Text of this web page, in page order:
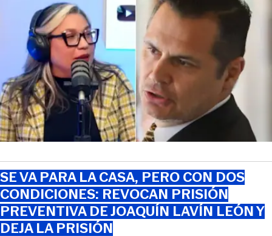
SE VA PARA LA CASA, PERO CON DOS
CONDICIONES: REVOCAN PRISIÓN
PREVENTIVA DE JOAQUÍN LAVÍN LEÓN Y
DEJA LA PRISIÓN